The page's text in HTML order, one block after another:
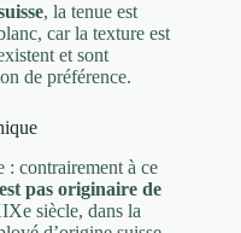
, la tenue est
car la texture est
et sont
de préférence.
: contrairement à ce
pas originaire de
siècle, dans la